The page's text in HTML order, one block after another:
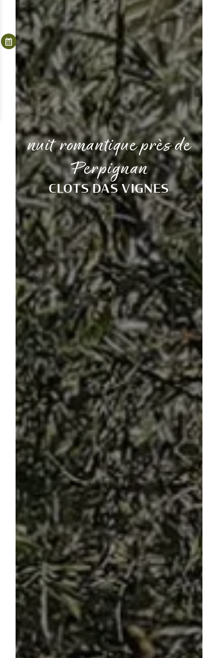
nuit romantique près de
Perpignan
CLOTS DAS VIGNES